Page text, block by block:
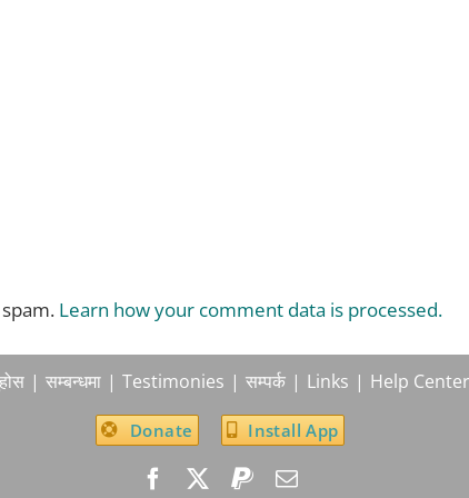
Learn how your comment data is processed.
सम्बन्धमा Testimonies सम्पर्क Links Help Center
Donate Install App